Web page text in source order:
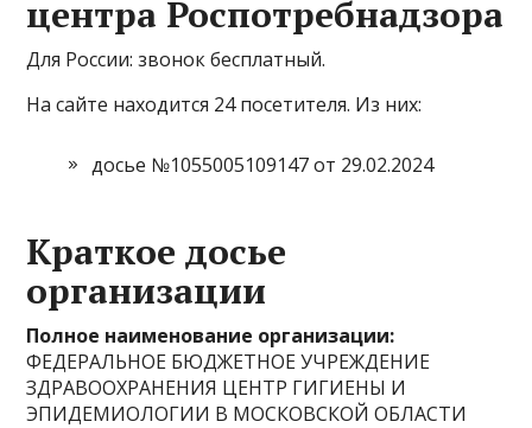
центра Роспотребнадзора
Для России: звонок бесплатный.
На сайте находится 24 посетителя. Из них:
досье №1055005109147 от 29.02.2024
Краткое досье
организации
Полное наименование организации:
ФЕДЕРАЛЬНОЕ БЮДЖЕТНОЕ УЧРЕЖДЕНИЕ
ЗДРАВООХРАНЕНИЯ ЦЕНТР ГИГИЕНЫ И
ЭПИДЕМИОЛОГИИ В МОСКОВСКОЙ ОБЛАСТИ